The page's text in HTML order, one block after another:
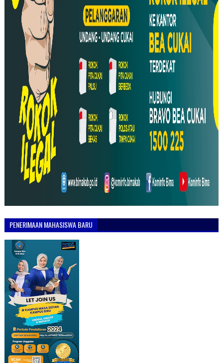
PENERIMAAN MAHASISWA BARU